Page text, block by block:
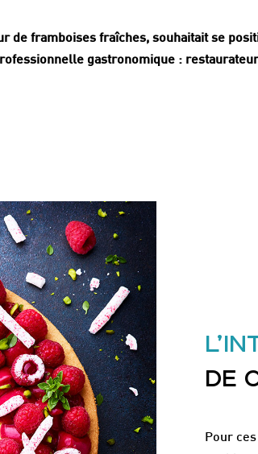
de framboises fraîches, souhaitait se
gastronomique :
DE
Pour